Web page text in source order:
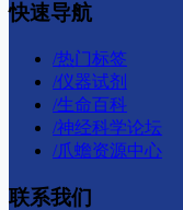
快速导航
/热门标签
/仪器试剂
/生命百科
/神经科学论坛
/爪蟾资源中心
联系我们